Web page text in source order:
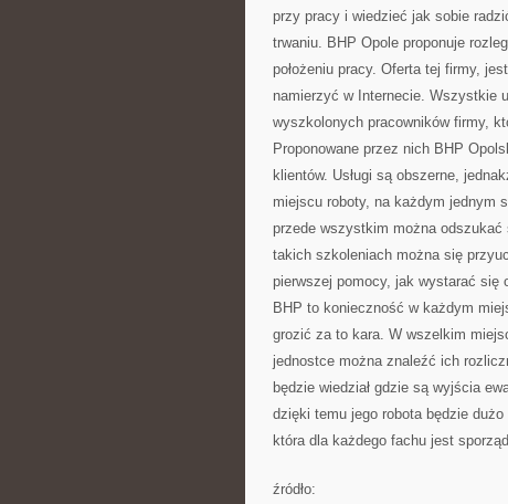
przy pracy i wiedzieć jak sobie
trwaniu. BHP Opole proponuje
położeniu pracy. Oferta tej firmy,
namierzyć w Internecie. Wszystkie
wyszkolonych pracowników firmy,
Proponowane przez nich BHP
klientów. Usługi są obszerne,
miejscu roboty, na każdym jednym
przede wszystkim można odszukać
takich szkoleniach można się
pierwszej pomocy, jak wystarać się
BHP to konieczność w każdym
grozić za to kara. W wszelkim
jednostce można znaleźć ich
będzie wiedział gdzie są wyjścia
dzięki temu jego robota będzie
która dla każdego fachu jest
źródło: